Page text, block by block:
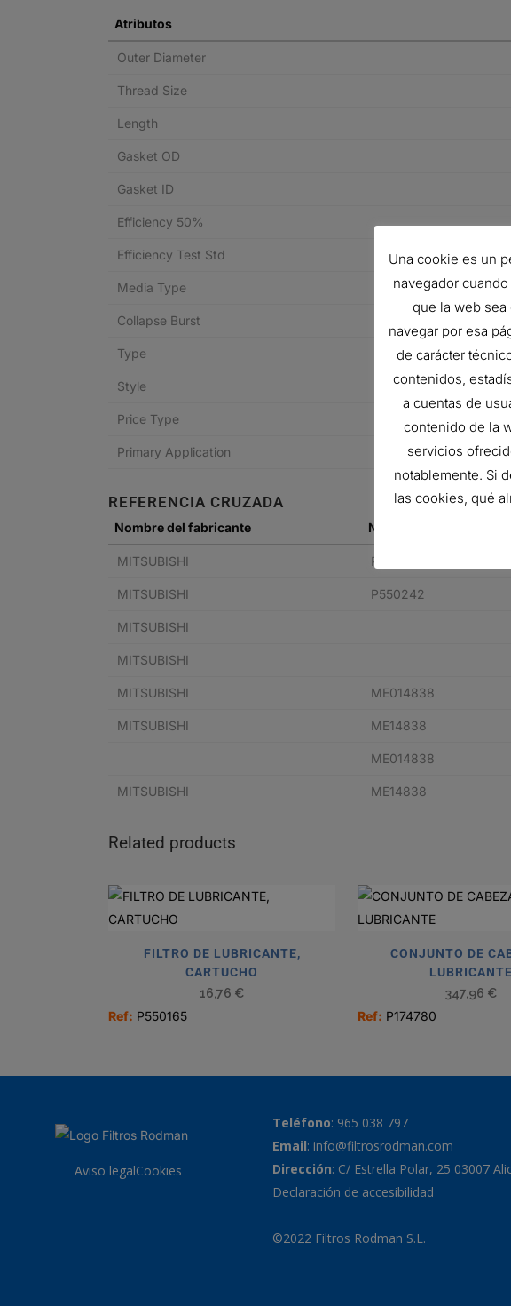
Atributos
Outer Diameter
Thread Size
Length
Gasket OD
Gasket ID
Efficiency 50%
Efficiency Test Std
Media Type
Collapse Burst
Type
Style
Price Type
Primary Application
REFERENCIA CRUZADA
Nombre del fabricante N° de pieza del
MITSUBISHI P550242
MITSUBISHI P550242
MITSUBISHI
MITSUBISHI
MITSUBISHI ME014838
MITSUBISHI ME14838
ME014838
MITSUBISHI ME14838
Related products
FILTRO DE LUBRICANTE,
CARTUCHO
16,76 €
Ref: P550165
CONJUNTO DE
LUBRICANTE
347,96 €
Ref: P174780
Aviso legalCookies
Teléfono: 965 038 797
Email: info@filtrosrodman.com
Dirección: C/ Estrella Polar, 25 03007
Declaración de accesibilidad
©2022 Filtros Rodman S.L.
Una cookie es un
navegador
que la web sea
navegar por esa
de carácter
contenidos,
a cuentas de
contenido de la
servicios
notablemente. Si
las cookies, qué